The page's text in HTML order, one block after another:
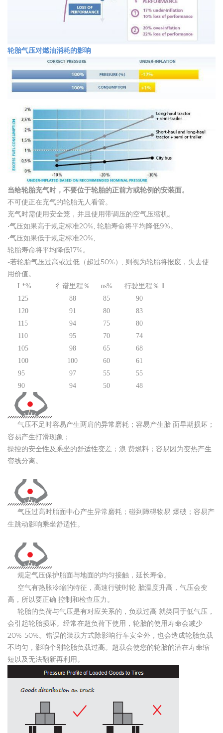
轮胎气压对燃油消耗的影响
当给轮胎充气时，不要位于轮胎的正前方或轮例的安装面。
不可使正在充气的轮胎无人看管。
充气时需使用安全笼，并且使用带调压的空气压缩机。
•气压如果高于规定标准20%, 轮胎寿命将平均降低9%。
•气压如果低于规定标准20%,
轮胎寿命将平均降低17%。
-若轮胎气压过高或过低（超过50%）, 则视为轮胎将报废，失去使
用价值。
I *% 彳谱里程％ ns% 行驶里程％ 1
125
88 85
90
120
91 80
83
115
94 75
80
110
95 70
74
105
98 65
68
100
100 60
61
95
97 55
55
90
94 50 48
气压不足时容易产生两肩的异常磨耗；容易产生胎 面早期损坏；
容易产生打滑现象；
操控的安全性及乘坐的舒适性变差；浪 费燃料；容易因为变热产生
帘线分离。
气压过高时胎面中心产生异常磨耗；碰到障碍物易 爆破；容易产
生跳动影响乘坐舒适性。
规定气压保护胎面与地面的均匀接触，延长寿命。
空气有热胀冷缩的特征，高速行驶时轮 胎温度升高，气压会变
高，所以要正确 控制和检查压力。
轮胎的负荷与气压是有对应关系的，负载过高 就类同于低气压，
会引起轮胎损坏。经常在超负荷下使用，轮胎的使用寿命会减少
20%-50%。错误的装载方式除影响行车安全外，也会造成轮胎负载
不均匀，影响个别轮胎负载过高。超载会使您的轮胎的潜在寿命缩
短以及无法翻新再利用。